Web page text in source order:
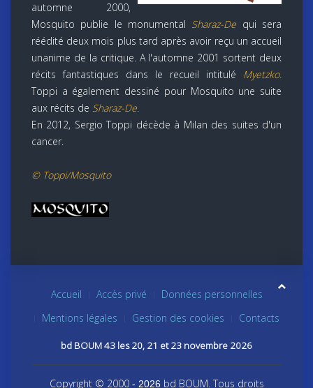
automne 2000,
Mosquito publie le monumental Sharaz-De qui sera
réédité deux mois plus tard après avoir reçu un accueil
unanime de la critique. A l'automne 2001 sortent deux
récits fantastiques dans le recueil intitulé Myetzko.
Toppi a également dessiné pour Mosquito une suite
aux récits de Sharaz-De.
En 2012, Sergio Toppi décède à Milan des suites d'un
cancer.
© Toppi/Mosquito
Accueil Accès privé
Données personnelles
Mentions légales
Gestion des cookies Contacts
bd BOUM 43 les 20, 21 et 23 novembre 2026
Copyright © 2000- 2026 bd BOUM. Tous droits